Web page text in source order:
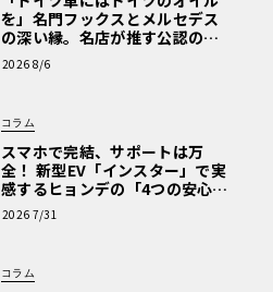
を」名門フックスとメルセデス
の深い縁。名店が推す公認の安
心と、Cクラスで味わうシルキー
な走り〈PR〉
2026 8/6
コラム
スマホで完結、サポートは万
全！ 新型EV「インスター」で実
感するヒョンデの「4つの安心」
【第1回・ヒョンデ6つの疑問：
Why? Hyundai?】〈PR〉
2026 7/31
コラム